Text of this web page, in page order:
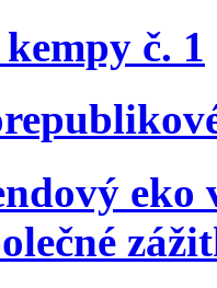
č. 1
eko